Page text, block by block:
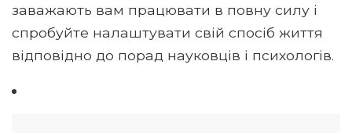
заважають вам працювати в повну силу і
спробуйте налаштувати свій спосіб життя
відповідно до порад науковців і психологів.